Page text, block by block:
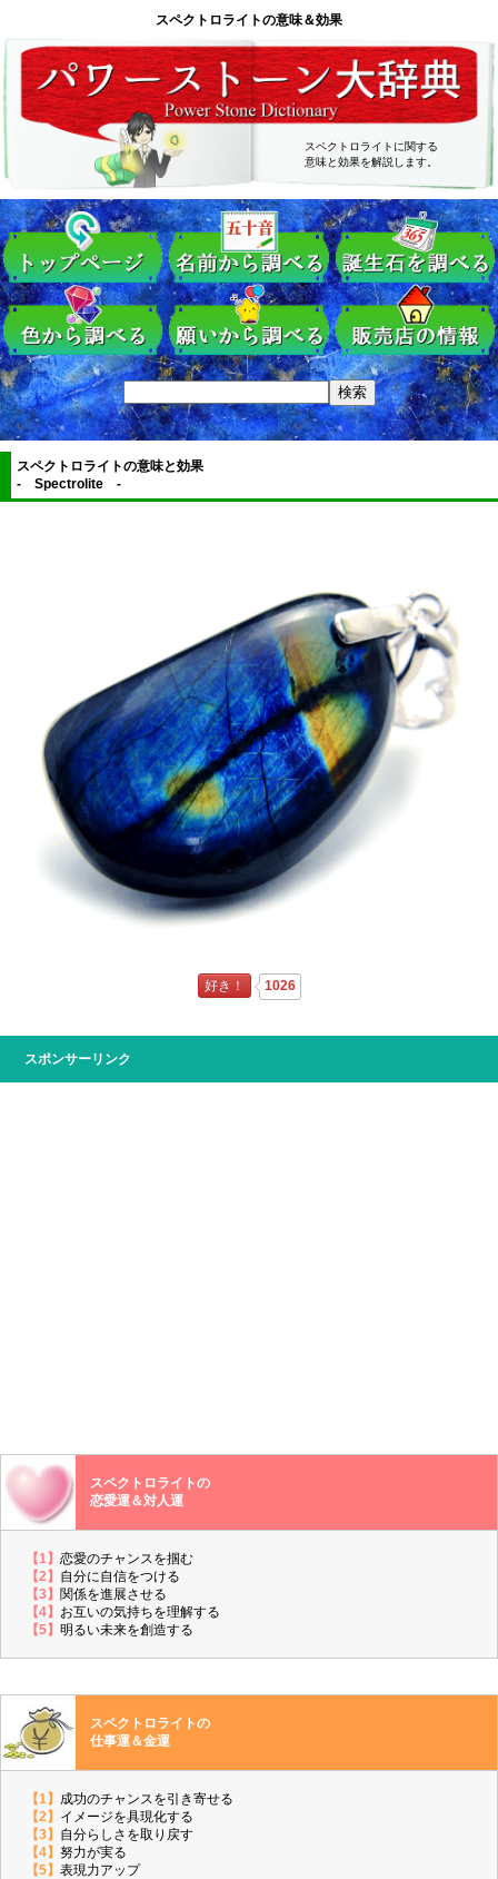
スペクトロライトの意味＆効果
スペクトロライトに関する
意味と効果を解説します。
スペクトロライトの意味と効果
- Spectrolite -
好き！ 1026
スポンサーリンク
スペクトロライトの
恋愛運＆対人運
【1】恋愛のチャンスを掴む
【2】 自分に自信をつける
【3】 関係を進展させる
【4】 お互いの気持ちを理解する
【5】明るい未来を創造する
スペクトロライトの
仕事運＆金運
【1】 成功のチャンスを引き寄せる
【2】 イメージを具現化する
【3】 自分らしさを取り戻す
【4】努力が実る
【5】表現力アップ